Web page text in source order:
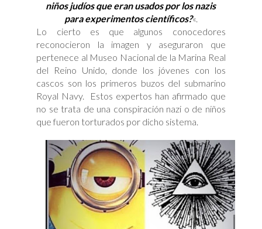
niños judíos que eran usados por los nazis
para experimentos científicos?«.
Lo cierto es que algunos conocedores
reconocieron la imagen y aseguraron que
pertenece al Museo Nacional de la Marina Real
del Reino Unido, donde los jóvenes con los
cascos son los primeros buzos del submarino
Royal Navy. Estos expertos han afirmado que
no se trata de una conspiración nazi o de niños
que fueron torturados por dicho sistema.